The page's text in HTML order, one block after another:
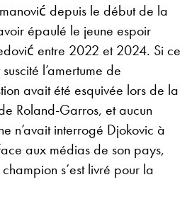
depuis le début de la
épaulé le jeune espoir
entre 2022 et 2024. Si ce
l’amertume de
avait été esquivée lors de la
Roland-Garros, et aucun
n’avait interrogé Djokovic à
aux médias de son pays,
s’est livré pour la